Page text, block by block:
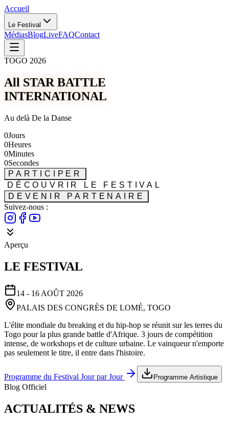
Accueil
Le Festival
MédiasBlogLiveFAQContact
TOGO 2026
All STAR BATTLE
INTERNATIONAL
Au delà De la Danse
0Jours
0Heures
0Minutes
0Secondes
PARTICIPER
DÉCOUVRIR LE FESTIVAL
DEVENIR PARTENAIRE
Suivez-nous :
Aperçu
LE FESTIVAL
14 - 16 AOÛT 2026
PALAIS DES CONGRÈS DE LOMÉ, TOGO
L'élite mondiale du breaking et du hip-hop se réunit sur les terres du
Togo pour la plus grande battle d'Afrique. 3 jours de compétition
intense, de workshops et de culture urbaine. Le vainqueur n'emporte
pas seulement le titre, il entre dans l'histoire.
Programme du Festival Jour par Jour Programme Artistique
Blog Officiel
ACTUALITÉS & NEWS